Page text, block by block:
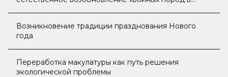
Возникновение традиции празднования Нового
года
Переработка макулатуры как путь решения
экологической проблемы